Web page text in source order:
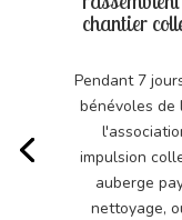
chantier
Pendant 7
bénévoles de
impulsion
auberge
nettoyage,